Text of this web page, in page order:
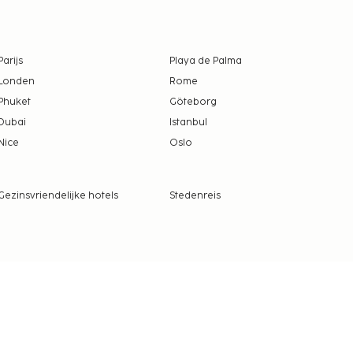
Playa de Palma
Rome
Göteborg
Istanbul
Oslo
hotels
Stedenreis